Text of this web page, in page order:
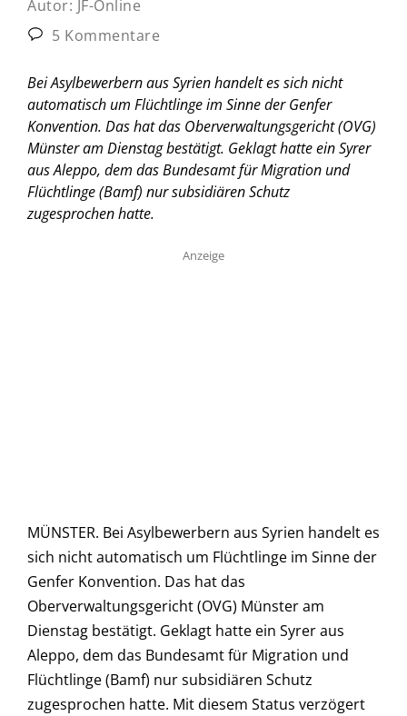
Autor: JF-Online
5 Kommentare
Bei Asylbewerbern aus Syrien handelt es sich nicht
automatisch um Flüchtlinge im Sinne der Genfer
Konvention. Das hat das Oberverwaltungsgericht (OVG)
Münster am Dienstag bestätigt. Geklagt hatte ein Syrer
aus Aleppo, dem das Bundesamt für Migration und
Flüchtlinge (Bamf) nur subsidiären Schutz
zugesprochen hatte.
Anzeige
MÜNSTER. Bei Asylbewerbern aus Syrien handelt es
sich nicht automatisch um Flüchtlinge im Sinne der
Genfer Konvention. Das hat das
Oberverwaltungsgericht (OVG) Münster am
Dienstag bestätigt. Geklagt hatte ein Syrer aus
Aleppo, dem das Bundesamt für Migration und
Flüchtlinge (Bamf) nur subsidiären Schutz
zugesprochen hatte. Mit diesem Status verzögert